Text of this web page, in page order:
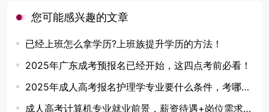
您可能感兴趣的文章
已经上班怎么拿学历?上班族提升学历的方法！
2025年广东成考预报名已经开始，这四点考前必看！
2025年成人高考报名护理学专业要什么条件，考哪几门？
成人高考计算机专业就业前景，薪资待遇+岗位需求分析